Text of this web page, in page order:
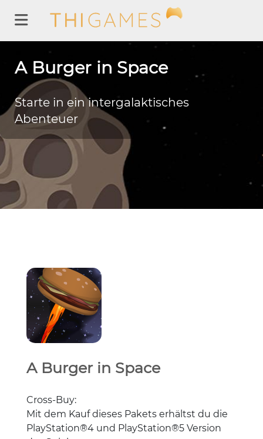
A Burger in Space
Starte in ein intergalaktisches
Abenteuer
A Burger in Space
Cross-Buy:
Mit dem Kauf dieses Pakets erhältst du die
PlayStation®4 und PlayStation®5 Version